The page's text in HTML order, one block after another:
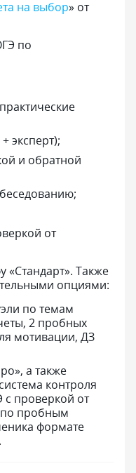
на выбор» от
по
эксперт);
и обратной
от
«Стандарт». Также
опциями:
по темам
2 пробных
мотивации, ДЗ
а также
контроля
с проверкой от
по пробным
формате